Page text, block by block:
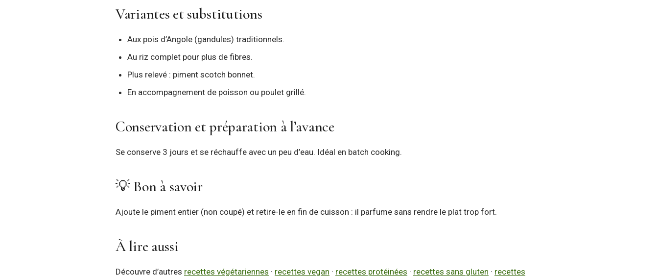
Variantes et substitutions
Aux pois d’Angole (gandules) traditionnels.
Au riz complet pour plus de fibres.
Plus relevé : piment scotch bonnet.
En accompagnement de poisson ou poulet grillé.
Conservation et préparation à l’avance
Se conserve 3 jours et se réchauffe avec un peu d’eau. Idéal en batch cooking.
💡 Bon à savoir
Ajoute le piment entier (non coupé) et retire-le en fin de cuisson : il parfume sans rendre le plat trop fort.
À lire aussi
Découvre d’autres recettes végétariennes · recettes vegan · recettes protéinées · recettes sans gluten · recettes